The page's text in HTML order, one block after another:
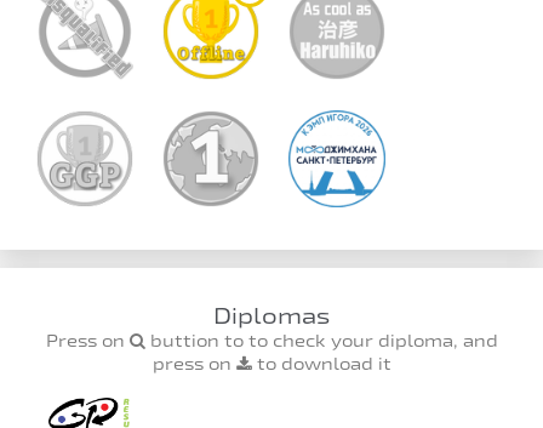
Diplomas
Press on
buttion to to check your diploma, and
press on
to download it